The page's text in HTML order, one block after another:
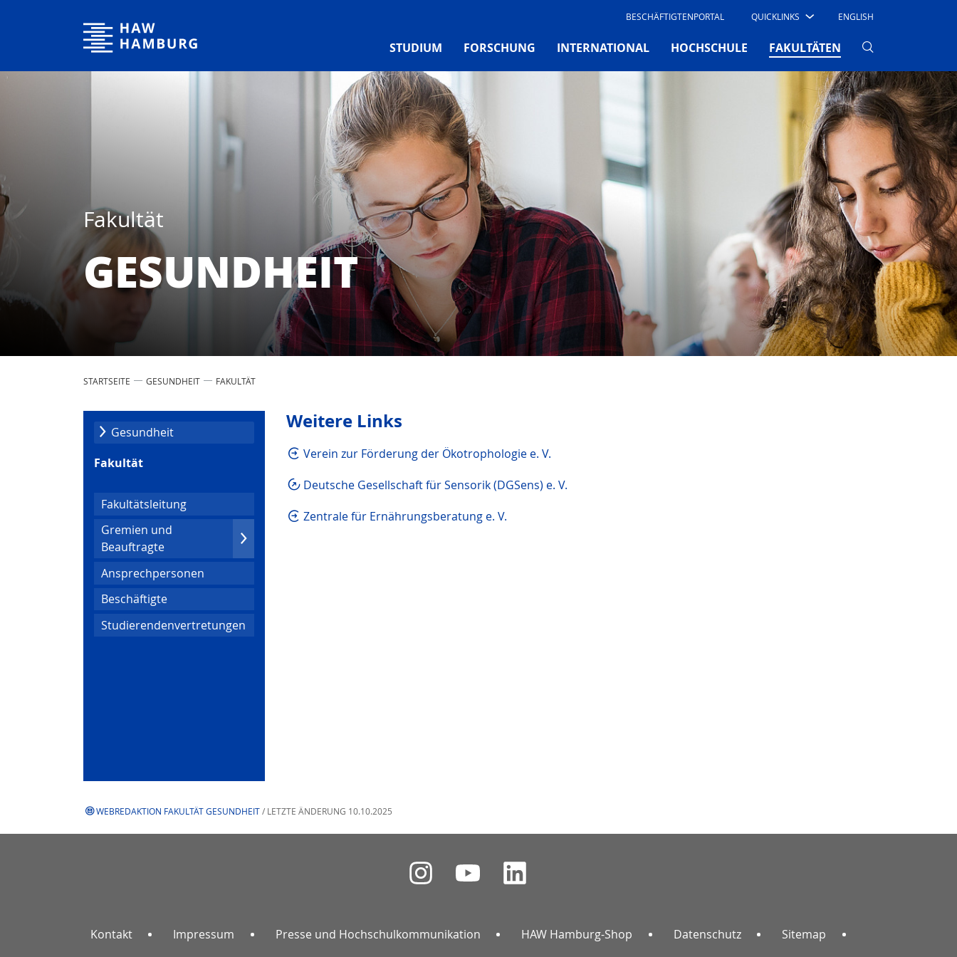
Hochschule für Angewandte Wissenschaften Hamburg BESCHÄFTIGTENPORTAL QUICKLINKS ENGLISH
STUDIUM FORSCHUNG INTERNATIONAL HOCHSCHULE FAKULTÄTEN (CURRENT)
Fakultät
GESUNDHEIT
STARTSEITE GESUNDHEIT FAKULTÄT
Gesundheit
Fakultät
Fakultätsleitung
Gremien und
Beauftragte
Ansprechpersonen
Beschäftigte
Studierendenvertretungen
Weitere Links
Verein zur Förderung der Ökotrophologie e. V.
Deutsche Gesellschaft für Sensorik (DGSens) e. V.
Zentrale für Ernährungsberatung e. V.
WEBREDAKTION FAKULTÄT GESUNDHEIT/ LETZTE ÄNDERUNG 10.10.2025
Kontakt Impressum Presse und Hochschulkommunikation HAW Hamburg-Shop Datenschutz Sitemap